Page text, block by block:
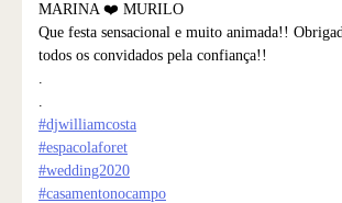
MARINA ❤️ MURILO
Que festa sensacional e muito animada!!
todos os convidados pela confiança!!
.
.
#djwilliamcosta
#espacolaforet
#wedding2020
#casamentonocampo